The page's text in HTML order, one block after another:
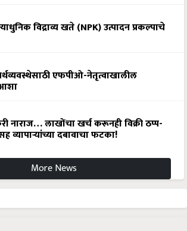
विद्राव्य खते (NPK) उत्पादन प्रकल्पाचे
एफपीओ-नेतृत्वाखालील
आशा
नाराज… लाखोंचा खर्च करूनही विक्री ठप्प-
व्यापाऱ्यांच्या दबावाचा फटका!
More News